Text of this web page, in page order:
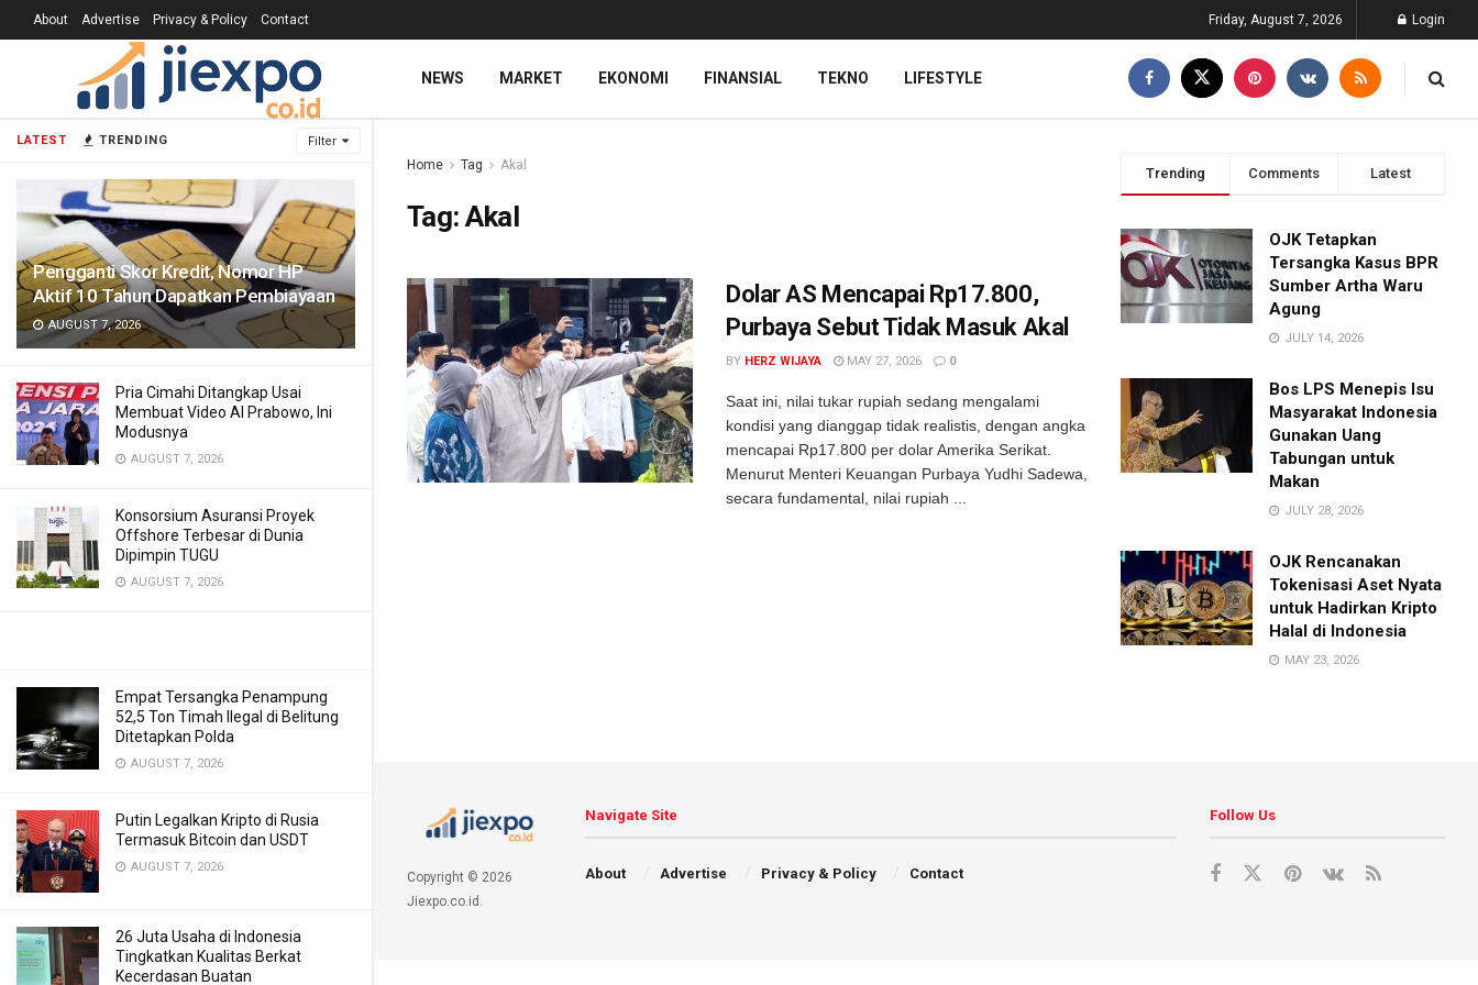
LATEST TRENDING Filter
Pengganti Skor Kredit, Nomor HP
Aktif 10 Tahun Dapatkan Pembiayaan
AUGUST 7, 2026
Pria Cimahi Ditangkap Usai
Membuat Video AI Prabowo, Ini
Modusnya
AUGUST 7, 2026
Konsorsium Asuransi Proyek
Offshore Terbesar di Dunia
Dipimpin TUGU
AUGUST 7, 2026
Empat Tersangka Penampung
52,5 Ton Timah Ilegal di Belitung
Ditetapkan Polda
AUGUST 7, 2026
Putin Legalkan Kripto di Rusia
Termasuk Bitcoin dan USDT
AUGUST 7, 2026
26 Juta Usaha di Indonesia
Tingkatkan Kualitas Berkat
Kecerdasan Buatan
About Advertise Privacy & Policy Contact Friday, August 7, 2026 Login
NEWS MARKET EKONOMI FINANSIAL TEKNO LIFESTYLE
Home Tag Akal
Tag:Akal
Dolar AS Mencapai Rp17.800,
Purbaya Sebut Tidak Masuk Akal
BY HERZ WIJAYA MAY 27, 2026 0
Saat ini, nilai tukar rupiah sedang mengalami
kondisi yang dianggap tidak realistis, dengan angka
mencapai Rp17.800 per dolar Amerika Serikat.
Menurut Menteri Keuangan Purbaya Yudhi Sadewa,
secara fundamental, nilai rupiah ...
Trending Comments Latest
OJK Tetapkan
Tersangka Kasus BPR
Sumber Artha Waru
Agung
JULY 14, 2026
Bos LPS Menepis Isu
Masyarakat Indonesia
Gunakan Uang
Tabungan untuk
Makan
JULY 28, 2026
OJK Rencanakan
Tokenisasi Aset Nyata
untuk Hadirkan Kripto
Halal di Indonesia
MAY 23, 2026
Copyright © 2026
Jiexpo.co.id.
Navigate Site
About Advertise Privacy & Policy Contact
Follow Us